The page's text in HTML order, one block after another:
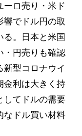
ーロ売り・米ド
響でドル円の取
る。日本と米国
・円売りも確認
新型コロナウイ
金利は大きく持
してドルの需要
なドル買い材料